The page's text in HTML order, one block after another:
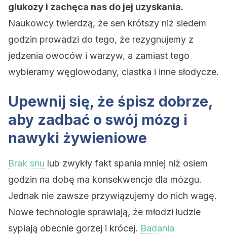
glukozy i zachęca nas do jej uzyskania.
Naukowcy twierdzą, że sen krótszy niż siedem
godzin prowadzi do tego, że rezygnujemy z
jedzenia owoców i warzyw, a zamiast tego
wybieramy węglowodany, ciastka i inne słodycze.
Upewnij się, że śpisz dobrze,
aby zadbać o swój mózg i
nawyki żywieniowe
Brak snu lub zwykły fakt spania mniej niż osiem
godzin na dobę ma konsekwencje dla mózgu.
Jednak nie zawsze przywiązujemy do nich wagę.
Nowe technologie sprawiają, że młodzi ludzie
sypiają obecnie gorzej i krócej. Badania